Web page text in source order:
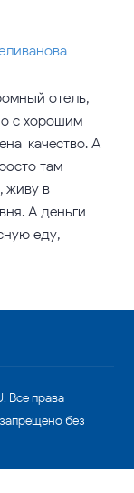
отель,
с хорошим
качество. А
там
живу в
А деньги
еду,
Все права
без